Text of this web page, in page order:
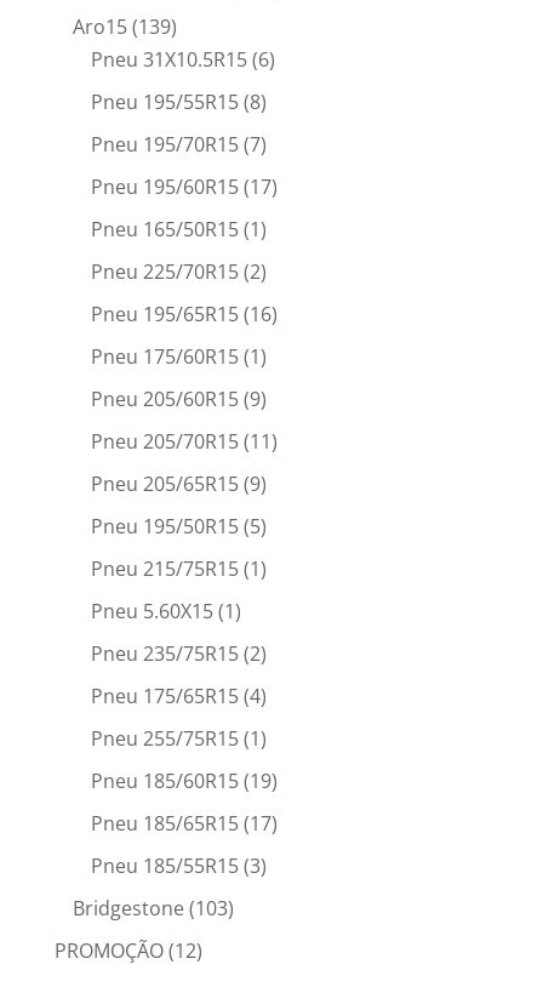
Aro15(139)
Pneu 31X10.5R15(6)
Pneu 195/55R15(8)
Pneu 195/70R15(7)
Pneu 195/60R15(17)
Pneu 165/50R15(1)
Pneu 225/70R15(2)
Pneu 195/65R15(16)
Pneu 175/60R15(1)
Pneu 205/60R15(9)
Pneu 205/70R15(11)
Pneu 205/65R15(9)
Pneu 195/50R15(5)
Pneu 215/75R15(1)
Pneu 5.60X15(1)
Pneu 235/75R15(2)
Pneu 175/65R15(4)
Pneu 255/75R15(1)
Pneu 185/60R15(19)
Pneu 185/65R15(17)
Pneu 185/55R15(3)
Bridgestone(103)
PROMOÇÃO(12)